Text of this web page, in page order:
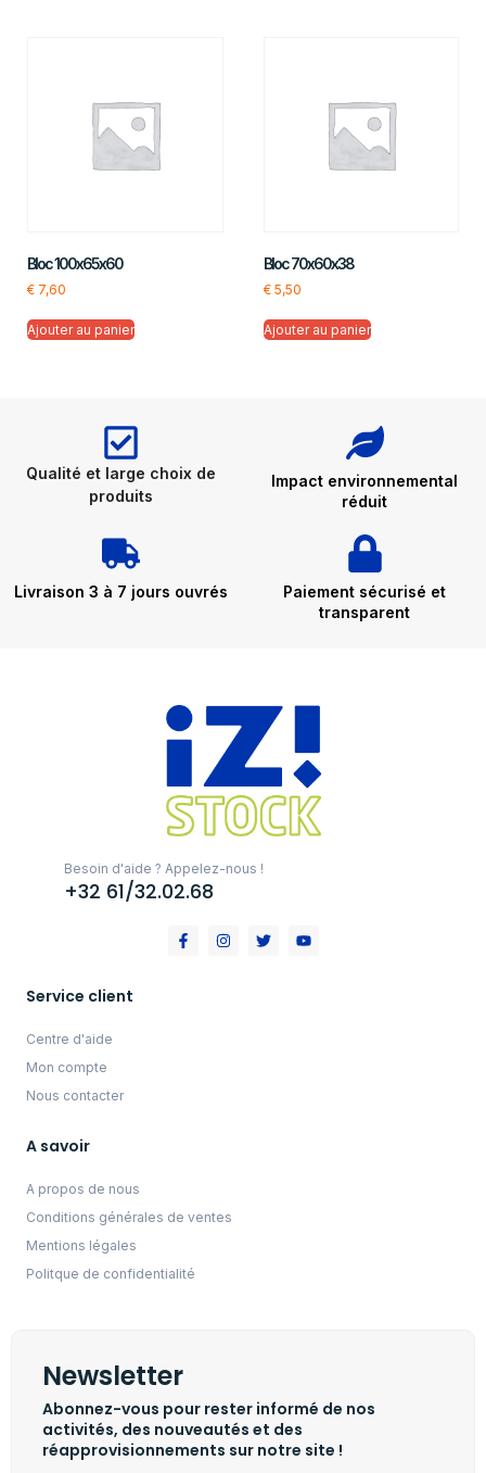
Bloc 100x65x60
€ 7,60
Ajouter au panier
Bloc 70x60x38
€5,50
Ajouter au panier
Qualité et large choix de
produits
Impact environnemental
réduit
Livraison 3 à 7 jours ouvrés
Paiement sécurisé et
transparent
Besoin d'aide ? Appelez-nous !
+32 61/32.02.68
Service client
Centre d'aide
Mon compte
Nous contacter
A savoir
A propos de nous
Conditions générales de ventes
Mentions légales
Politque de confidentialité
Newsletter
Abonnez-vous pour rester informé de nos
activités, des nouveautés et des
réapprovisionnements sur notre site !